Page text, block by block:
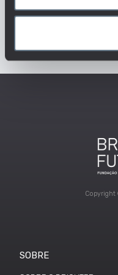
GERENTE DE
SOBRE